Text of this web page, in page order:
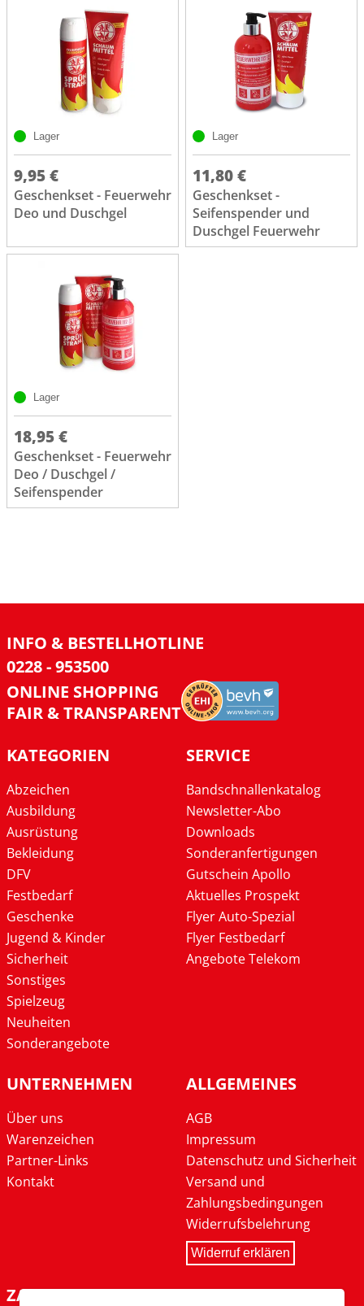
Lager
9,95 €
Geschenkset - Feuerwehr
Deo und Duschgel
Lager
11,80 €
Geschenkset -
Seifenspender und
Duschgel Feuerwehr
Lager
18,95 €
Geschenkset - Feuerwehr
Deo / Duschgel /
Seifenspender
INFO & BESTELLHOTLINE
0228 - 953500
ONLINE SHOPPING
FAIR & TRANSPARENT
KATEGORIEN
Abzeichen
Ausbildung
Ausrüstung
Bekleidung
DFV
Festbedarf
Geschenke
Jugend & Kinder
Sicherheit
Sonstiges
Spielzeug
Neuheiten
Sonderangebote
SERVICE
Bandschnallenkatalog
Newsletter-Abo
Downloads
Sonderanfertigungen
Gutschein Apollo
Aktuelles Prospekt
Flyer Auto-Spezial
Flyer Festbedarf
Angebote Telekom
UNTERNEHMEN
Über uns
Warenzeichen
Partner-Links
Kontakt
ALLGEMEINES
AGB
Impressum
Datenschutz und Sicherheit
Versand und
Zahlungsbedingungen
Widerrufsbelehrung
Widerruf erklären
ZAHLARTEN